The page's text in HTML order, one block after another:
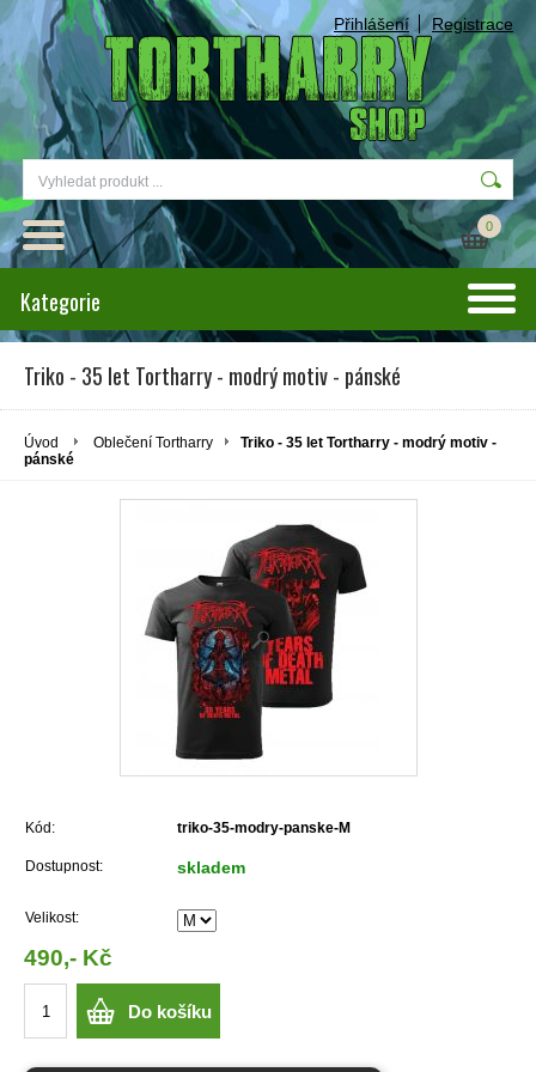
Přihlášení Registrace
0
Kategorie
Triko - 35 let Tortharry - modrý motiv - pánské
Úvod Oblečení Tortharry
Triko - 35 let Tortharry - modrý motiv -
pánské
Kód: triko-35-modry-panske-M
Dostupnost: skladem
Velikost:
490,- Kč
Do košíku